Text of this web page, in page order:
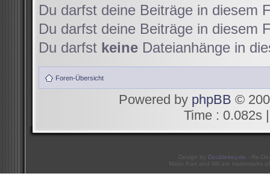
Du darfst deine Beiträge in diesem
Du darfst deine Beiträge in diesem
Du darfst keine Dateianhänge in
Foren-Übersicht
Powered by phpBB ©
Time : 0.082s
Design by Doublekey.de - Re-
Mario Kart and Wii are trademarks